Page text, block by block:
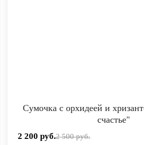
Сумочка с орхидеей и
счастье"
2 200 руб.2 500 руб.